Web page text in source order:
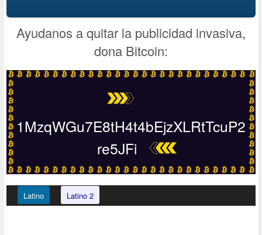
Ayudanos a quitar la publicidad invasiva,
dona Bitcoin:
1MzqWGu7E8tH4t4bEjzXLRtTcuP2
re5JFi
Latino Latino 2